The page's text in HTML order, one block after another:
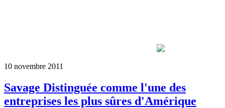
10 novembre 2011
Savage Distinguée comme l'une des
entreprises les plus sûres d'Amérique